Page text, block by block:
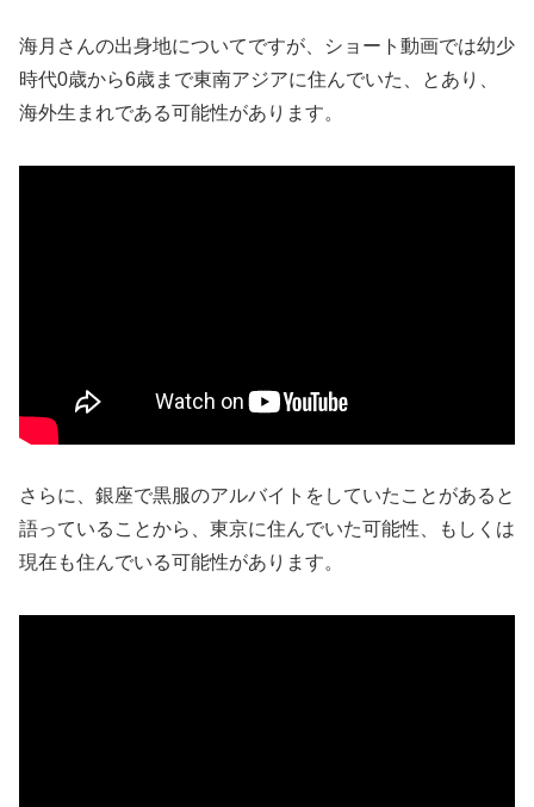
海月さんの出身地についてですが、ショート動画では幼少
時代0歳から6歳まで東南アジアに住んでいた、とあり、
海外生まれである可能性があります。
さらに、銀座で黒服のアルバイトをしていたことがあると
語っていることから、東京に住んでいた可能性、もしくは
現在も住んでいる可能性があります。